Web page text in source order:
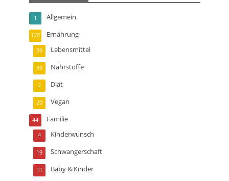
Allgemein
1
Ernährung
128
Lebensmittel
39
Nährstoffe
39
Diät
2
Vegan
20
Familie
44
Kinderwunsch
4
Schwangerschaft
19
Baby & Kinder
11